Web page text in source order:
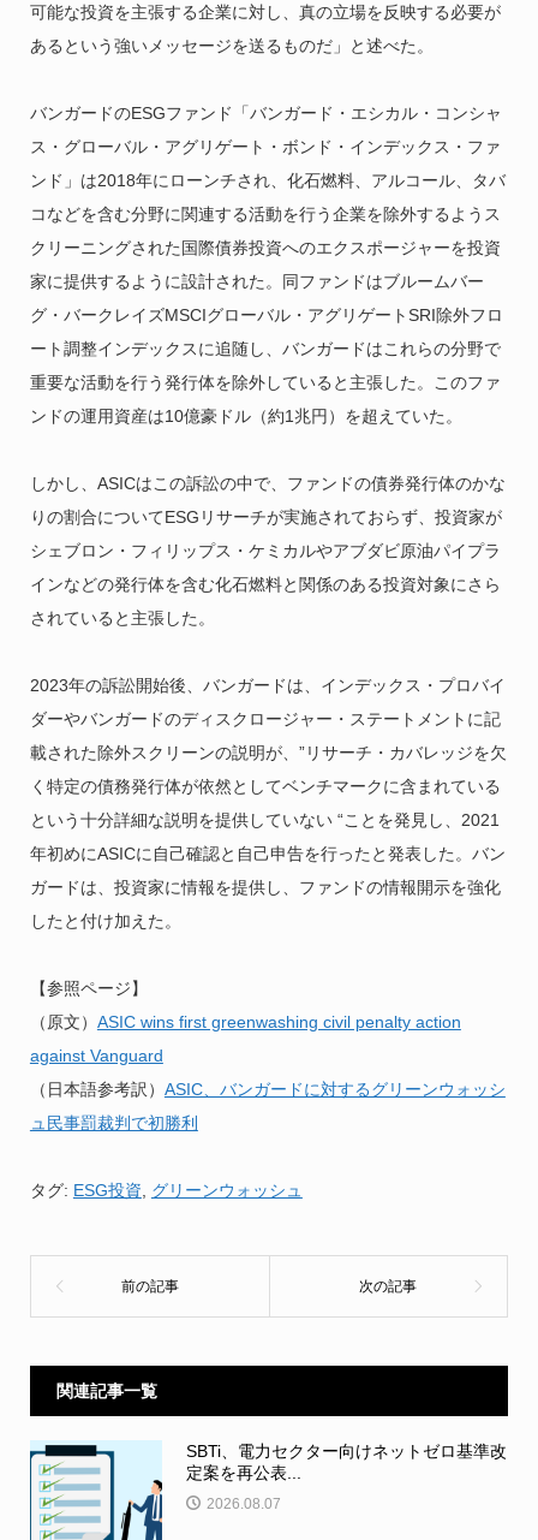
可能な投資を主張する企業に対し、真の立場を反映する必要が
あるという強いメッセージを送るものだ」と述べた。
バンガードのESGファンド「バンガード・エシカル・コンシャ
ス・グローバル・アグリゲート・ボンド・インデックス・ファ
ンド」は2018年にローンチされ、化石燃料、アルコール、タバ
コなどを含む分野に関連する活動を行う企業を除外するようス
クリーニングされた国際債券投資へのエクスポージャーを投資
家に提供するように設計された。同ファンドはブルームバー
グ・バークレイズMSCIグローバル・アグリゲートSRI除外フロ
ート調整インデックスに追随し、バンガードはこれらの分野で
重要な活動を行う発行体を除外していると主張した。このファ
ンドの運用資産は10億豪ドル（約1兆円）を超えていた。
しかし、ASICはこの訴訟の中で、ファンドの債券発行体のかな
りの割合についてESGリサーチが実施されておらず、投資家が
シェブロン・フィリップス・ケミカルやアブダビ原油パイプラ
インなどの発行体を含む化石燃料と関係のある投資対象にさら
されていると主張した。
2023年の訴訟開始後、バンガードは、インデックス・プロバイ
ダーやバンガードのディスクロージャー・ステートメントに記
載された除外スクリーンの説明が、”リサーチ・カバレッジを欠
く特定の債務発行体が依然としてベンチマークに含まれている
という十分詳細な説明を提供していない “ことを発見し、2021
年初めにASICに自己確認と自己申告を行ったと発表した。バン
ガードは、投資家に情報を提供し、ファンドの情報開示を強化
したと付け加えた。
【参照ページ】
（原文） ASIC wins first greenwashing civil penalty action
against Vanguard
（日本語参考訳） ASIC、バンガードに対するグリーンウォッシ
ュ民事罰裁判で初勝利
タグ: ESG投資 グリーンウォッシュ
関連記事一覧
SBTi、電力セクター向けネットゼロ基準改
定案を再公表...
2026.08.07